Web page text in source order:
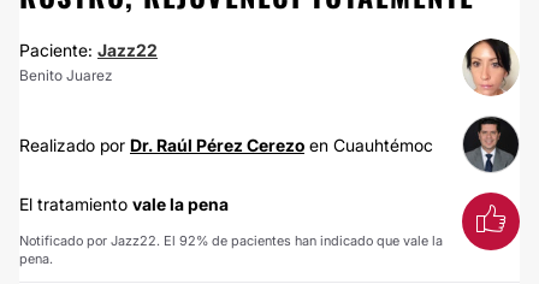
Paciente: Jazz22
Benito Juarez
Realizado por Dr. Raúl Pérez Cerezo en Cuauhtémoc
El tratamiento vale la pena
Notificado por Jazz22. El 92% de pacientes han indicado que vale la
pena.